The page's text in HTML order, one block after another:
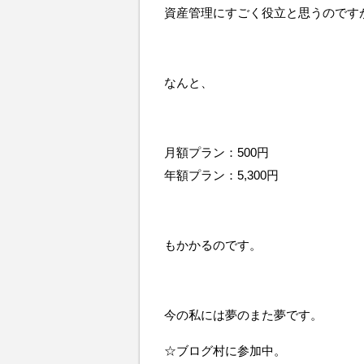
資産管理にすごく役立と思うのです
なんと、
月額プラン：500円
年額プラン：5,300円
もかかるのです。
今の私には夢のまた夢です。
☆ブログ村に参加中。